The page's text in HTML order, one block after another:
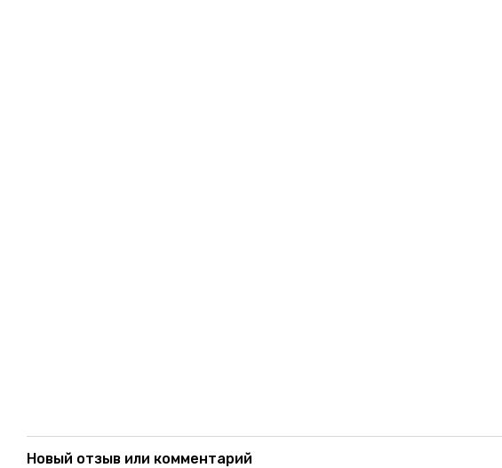
Новый отзыв или комментарий